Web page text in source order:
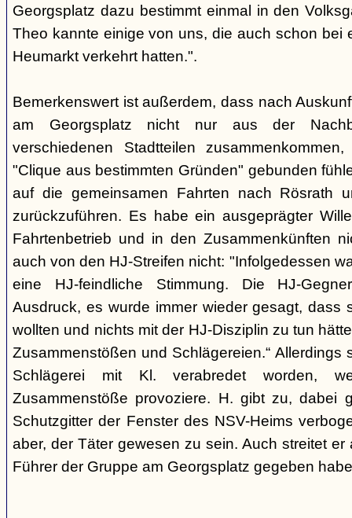
Georgsplatz dazu bestimmt einmal in den
Theo kannte einige von uns, die auch schon bei
Heumarkt verkehrt hatten.".
Bemerkenswert ist außerdem, dass nach
am Georgsplatz nicht nur aus der
verschiedenen Stadtteilen
"Clique aus bestimmten Gründen" gebunden
auf die gemeinsamen Fahrten nach Rösrath
zurückzuführen. Es habe ein ausgeprägter
Fahrtenbetrieb und in den Zusammenkünften
auch von den HJ-Streifen nicht: "Infolgedessen
eine HJ-feindliche Stimmung. Die HJ-
Ausdruck, es wurde immer wieder gesagt, dass
wollten und nichts mit der HJ-Disziplin zu tun
Zusammenstößen und Schlägereien.“ Allerdings
Schlägerei mit Kl. verabredet worden,
Zusammenstöße provoziere. H. gibt zu, dabei
Schutzgitter der Fenster des NSV-Heims
aber, der Täter gewesen zu sein. Auch streitet
Führer der Gruppe am Georgsplatz gegeben